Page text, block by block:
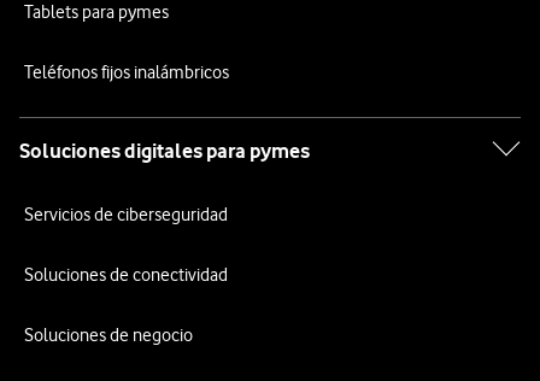
Tablets para pymes
Teléfonos fijos inalámbricos
Soluciones digitales para pymes
Servicios de ciberseguridad
Soluciones de conectividad
Soluciones de negocio